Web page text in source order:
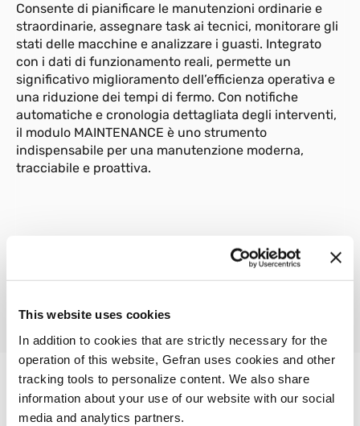
This website uses cookies
In addition to cookies that are strictly necessary for the
operation of this website, Gefran uses cookies and other
tracking tools to personalize content. We also share
information about your use of our website with our social
media and analytics partners.
Consente di pianificare le manutenzioni ordinarie e
straordinarie, assegnare task ai tecnici, monitorare gli
stati delle macchine e analizzare i guasti. Integrato
con i dati di funzionamento reali, permette un
significativo miglioramento dell’efficienza operativa e
una riduzione dei tempi di fermo. Con notifiche
automatiche e cronologia dettagliata degli interventi,
il modulo MAINTENANCE è uno strumento
indispensabile per una manutenzione moderna,
tracciabile e proattiva.